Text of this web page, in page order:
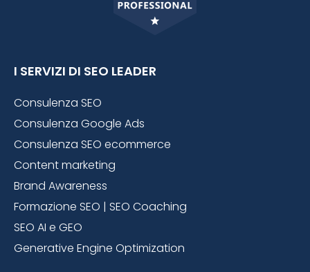
I SERVIZI DI SEO LEADER
Consulenza SEO
Consulenza Google Ads
Consulenza SEO ecommerce
Content marketing
Brand Awareness
Formazione SEO | SEO Coaching
SEO AI e GEO
Generative Engine Optimization